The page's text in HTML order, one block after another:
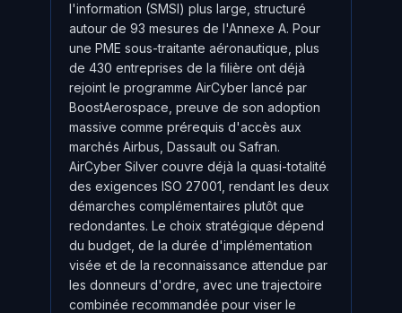
l'information (SMSI) plus large, structuré
autour de 93 mesures de l'Annexe A. Pour
une PME sous-traitante aéronautique, plus
de 430 entreprises de la filière ont déjà
rejoint le programme AirCyber lancé par
BoostAerospace, preuve de son adoption
massive comme prérequis d'accès aux
marchés Airbus, Dassault ou Safran.
AirCyber Silver couvre déjà la quasi-totalité
des exigences ISO 27001, rendant les deux
démarches complémentaires plutôt que
redondantes. Le choix stratégique dépend
du budget, de la durée d'implémentation
visée et de la reconnaissance attendue par
les donneurs d'ordre, avec une trajectoire
combinée recommandée pour viser le